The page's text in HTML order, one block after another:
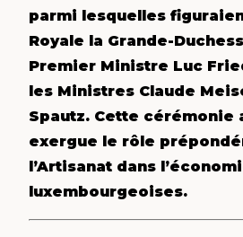
parmi lesquelles
Royale la Grande-
Premier Ministre Luc
les Ministres Claude
Spautz. Cette cérémonie
exergue le rôle
l’Artisanat dans
luxembourgeoises.